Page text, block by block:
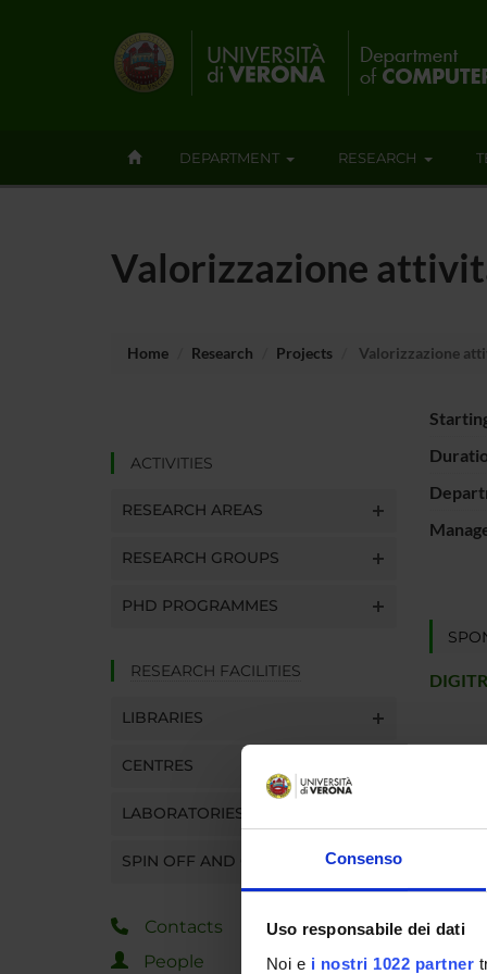
Consenso
Uso responsabile dei dati
Noi e i nostri 1022 partner
DEPARTMENT RESEARCH
Valorizzazione
Home Research Projects Valorizzazione
ACTIVITIES
RESEARCH AREAS
RESEARCH GROUPS
PHD PROGRAMMES
RESEARCH FACILITIES
LIBRARIES
CENTRES
LABORATORIES
SPIN OFF AND COMPANIES
Contacts
People